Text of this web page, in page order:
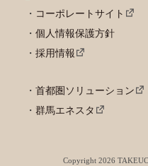
コーポレートサイト
個人情報保護方針
採用情報
首都圏ソリューション
群馬エネスタ
Copyright 2026